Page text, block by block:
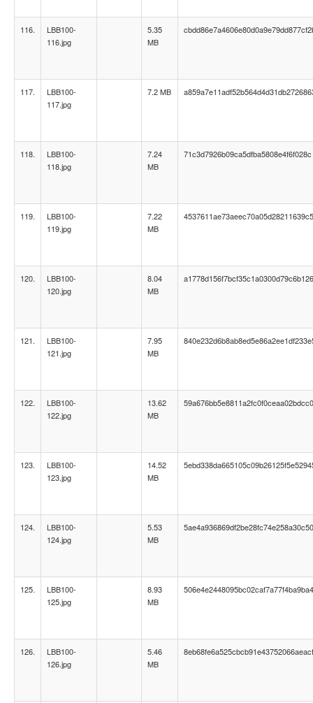
116.
LBB100-
116.jpg
5.35
MB
117.
LBB100-
117.jpg
7.2 MB
118.
LBB100-
118.jpg
7.24
MB
71c3d7926b09ca5dfba5808e4f6f028c
119.
LBB100-
119.jpg
7.22
MB
120.
LBB100-
120.jpg
8.04
MB
a1778d156f7bcf35c1a0300d79c6b126
121.
LBB100-
121.jpg
7.95
MB
122.
LBB100-
122.jpg
13.62
MB
59a676bb5e8811a2fc0f0ceaa02bdcc0
123.
LBB100-
123.jpg
14.52
MB
124.
LBB100-
124.jpg
5.53
MB
5ae4a936869df2be28fc74e258a30c50
125.
LBB100-
125.jpg
8.93
MB
506e4e2448095bc02caf7a77f4ba9ba4
126.
LBB100-
126.jpg
5.46
MB
8eb68fe6a525cbcb91e43752066aeacf